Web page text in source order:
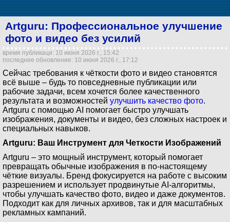
Artguru: Профессиональное улучшение
фото и видео без усилий
время публикаци: 10 июня 2026 г., 15:42
последнее обновление: 10 июня 2026 г., 17:12
Сейчас требования к чёткости фото и видео становятся
всё выше – будь то повседневные публикации или
рабочие задачи, всем хочется более качественного
результата и возможностей улучшить качество фото.
Artguru с помощью AI помогает быстро улучшать
изображения, документы и видео, без сложных настроек и
специальных навыков.
Artguru: Ваш Инструмент для Четкости Изображений
Artguru – это мощный инструмент, который помогает
превращать обычные изображения в по-настоящему
чёткие визуалы. Бренд фокусируется на работе с высоким
разрешением и использует продвинутые AI-алгоритмы,
чтобы улучшать качество фото, видео и даже документов.
Подходит как для личных архивов, так и для масштабных
рекламных кампаний.